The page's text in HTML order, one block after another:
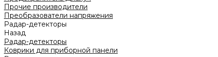
Прочие производители
Преобразователи напряжения
Радар-детекторы
Назад
Радар-детекторы
Коврики для приборной панели